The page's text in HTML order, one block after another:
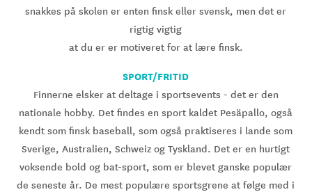
snakkes på skolen er enten finsk eller svensk, men det er
rigtig vigtig
at du er er motiveret for at lære finsk.
SPORT/FRITID
Finnerne elsker at deltage i sportsevents - det er den
nationale hobby. Det findes en sport kaldet Pesäpallo, også
kendt som finsk baseball, som også praktiseres i lande som
Sverige, Australien, Schweiz og Tyskland. Det er en hurtigt
voksende bold og bat-sport, som er blevet ganske populær
de seneste år. De mest populære sportsgrene at følge med i